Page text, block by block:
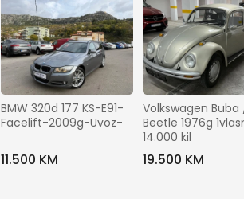
BMW 320d 177 KS-E91-
Facelift-2009g-Uvoz-
11.500 KM
Volkswagen Buba
Beetle 1976g
14.000 kil
19.500 KM